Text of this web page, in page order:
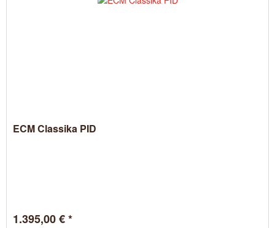
ECM Classika PID
1.395,00 € *